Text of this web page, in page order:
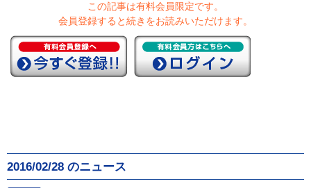
この記事は有料会員限定です。
会員登録すると続きをお読みいただけます。
2016/02/28 のニュース